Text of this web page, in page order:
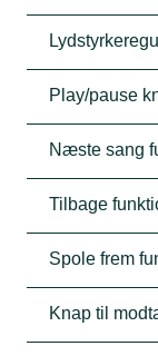
Play/pause
Næste sang
Tilbage
Spole frem
Knap til